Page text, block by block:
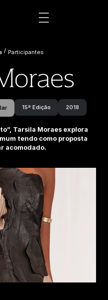
/ Participantes
15ª Edição 2018
Tarsila Moraes explora
tendo como proposta
acomodado.